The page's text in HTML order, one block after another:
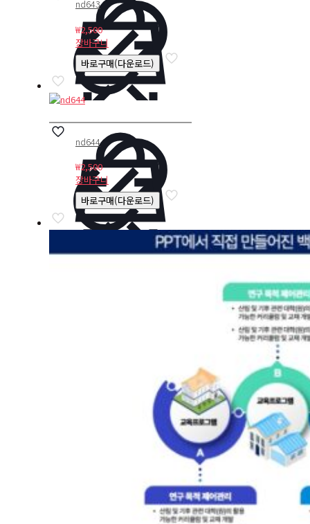
nd643
₩2,500
장바구니
바로구매(다운로드)
nd644
₩2,500
장바구니
바로구매(다운로드)